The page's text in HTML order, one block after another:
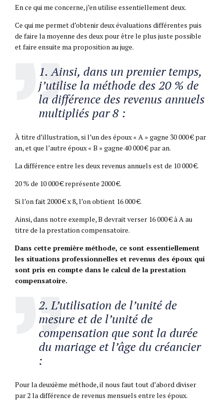
En ce qui me concerne, j’en utilise essentiellement deux.
Ce qui me permet d’obtenir deux évaluations différentes puis
de faire la moyenne des deux pour être le plus juste possible
et faire ensuite ma proposition au juge.
1. Ainsi, dans un premier temps,
j’utilise la méthode des 20 % de
la différence des revenus annuels
multipliés par 8 :
À titre d’illustration, si l’un des époux « A » gagne 30 000 € par
an, et que l’autre époux « B » gagne 40 000 € par an.
La différence entre les deux revenus annuels est de 10 000 €.
20 % de 10 000 € représente 2000 €.
Si l’on fait 2000 € x 8, l’on obtient 16 000 €.
Ainsi, dans notre exemple, B devrait verser 16 000 € à A au
titre de la prestation compensatoire.
Dans cette première méthode, ce sont essentiellement
les situations professionnelles et revenus des époux qui
sont pris en compte dans le calcul de la prestation
compensatoire.
2. L’utilisation de l’unité de
mesure et de l’unité de
compensation que sont la durée
du mariage et l’âge du créancier
:
Pour la deuxième méthode, il nous faut tout d’abord diviser
par 2 la différence de revenus mensuels entre les époux.